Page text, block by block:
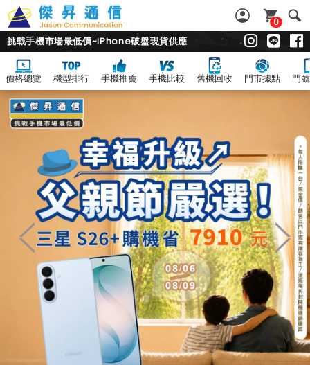
0
挑戰手機市場最低價~iPhone破盤現貨供應
價格總覽 機型排行 手機推薦 手機比較 舊機回收 門市據點 門